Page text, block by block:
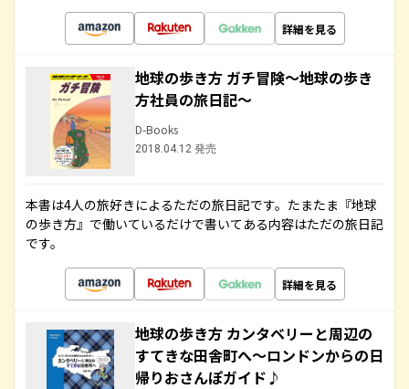
詳細を見る
地球の歩き方 ガチ冒険～地球の歩き
方社員の旅日記～
D-Books
2018.04.12 発売
本書は4人の旅好きによるただの旅日記です。たまたま『地球
の歩き方』で働いているだけで書いてある内容はただの旅日記
です。
詳細を見る
地球の歩き方 カンタベリーと周辺の
すてきな田舎町へ～ロンドンからの日
帰りおさんぽガイド♪